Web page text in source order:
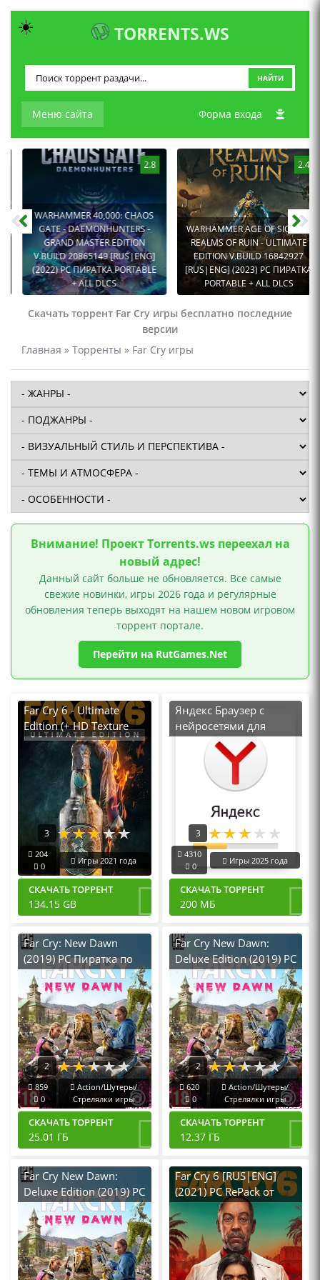
TORRENTS.WS
Меню сайта
НАЙТИ
Форма входа
2.8
WARHAMMER 40,000: CHAOS
GATE - DAEMONHUNTERS -
GRAND MASTER EDITION
V.BUILD 20865149 [RUS|ENG]
(2022) PC ПИРАТКА PORTABLE
+ ALL DLCS
2.4
WARHAMMER AGE OF SIGMAR:
REALMS OF RUIN - ULTIMATE
EDITION V.BUILD 16842927
[RUS|ENG] (2023) PC ПИРАТКА
PORTABLE + ALL DLCS
Скачать торрент Far Cry игры бесплатно последние
версии
Главная » Торренты » Far Cry игры
Внимание! Проект Torrents.ws переехал на
новый адрес!
Данный сайт больше не обновляется. Все самые
свежие новинки, игры 2026 года и регулярные
обновления теперь выходят на нашем новом игровом
торрент портале.
Перейти на RutGames.Net
Far Cry 6 - Ultimate
Edition (+ HD Texture
Pack) v.1.5.0 [RUS|ENG]
(2021) PC Лицензия
Uplay-Rip + All DLCs
3
204
0
Игры 2021 года
СКАЧАТЬ ТОРРЕНТ
134.15 GB
Яндекс Браузер с
нейросетями для
Windows последняя
версия
3
4310
0
Игры 2025 года
СКАЧАТЬ ТОРРЕНТ
200 МБ
Far Cry: New Dawn
(2019) PC Пиратка по
Сети
2
859
0
Action/Шутеры/
Стрелялки игры
СКАЧАТЬ ТОРРЕНТ
25.01 ГБ
Far Cry New Dawn:
Deluxe Edition (2019) PC
RePack от FitGirl
2
620
0
Action/Шутеры/
Стрелялки игры
СКАЧАТЬ ТОРРЕНТ
12.37 ГБ
Far Cry New Dawn:
Deluxe Edition (2019) PC
от Механики
Far Cry 6 [RUS|ENG]
(2021) PC RePack от
Other's
☀️